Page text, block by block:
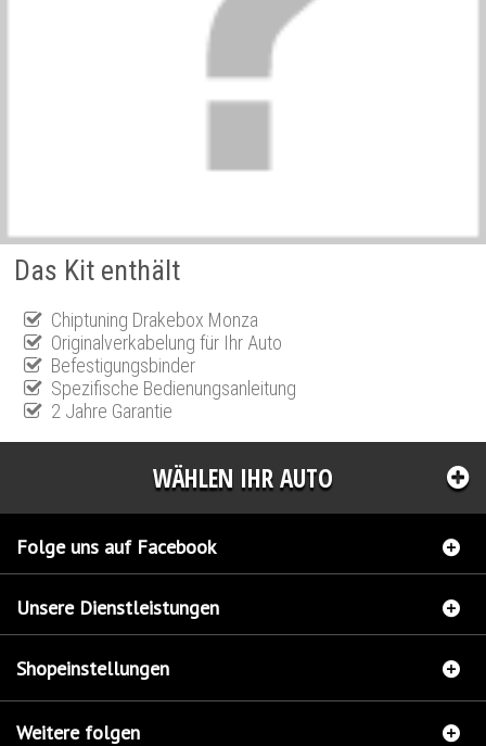
Das Kit enthält
Chiptuning Drakebox Monza
Originalverkabelung für Ihr Auto
Befestigungsbinder
Spezifische Bedienungsanleitung
2 Jahre Garantie
WÄHLEN IHR AUTO
Folge uns auf Facebook
Unsere Dienstleistungen
Shopeinstellungen
Weitere folgen